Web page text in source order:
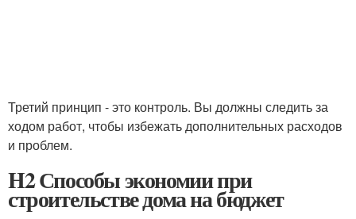
Третий принцип - это контроль. Вы должны следить за
ходом работ, чтобы избежать дополнительных расходов
и проблем.
H2 Способы экономии при
строительстве дома на бюджет